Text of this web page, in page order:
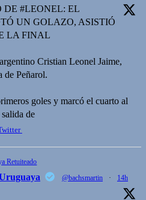
DE #LEONEL: EL
UN GOLAZO, ASISTIÓ
LA FINAL
Cristian Leonel Jaime,
de Peñarol.
goles y marcó el cuarto al
de
Retuiteado
@bachsmartin · 14h